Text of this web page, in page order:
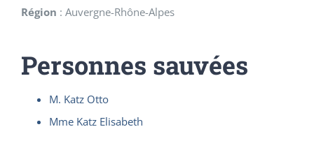
Région : Auvergne-Rhône-Alpes
Personnes sauvées
M. Katz Otto
Mme Katz Elisabeth